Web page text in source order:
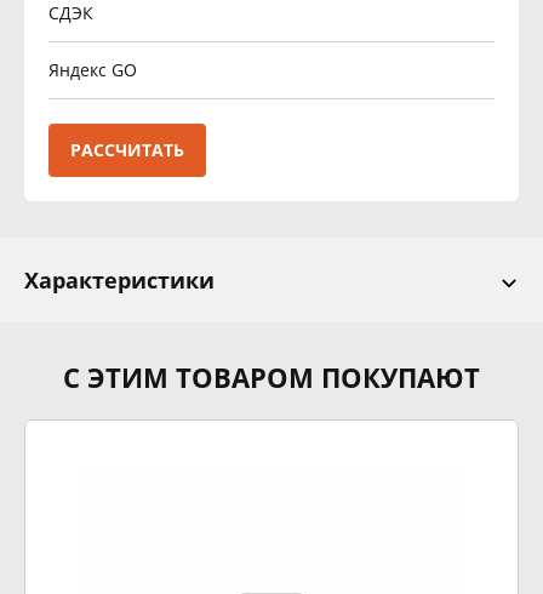
СДЭК
Яндекс GO
РАССЧИТАТЬ
Характеристики
С ЭТИМ ТОВАРОМ ПОКУПАЮТ